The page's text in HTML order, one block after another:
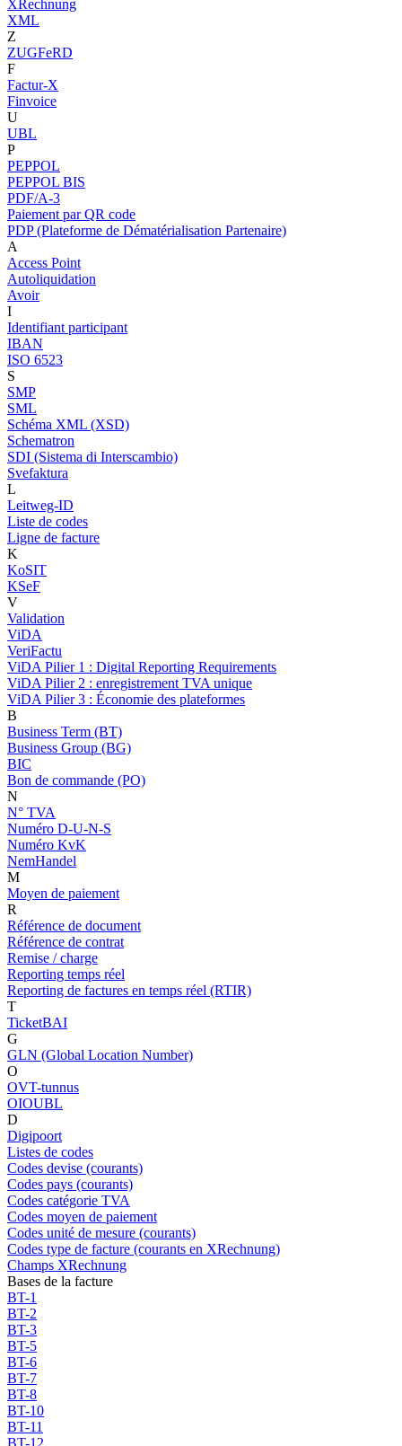
XRechnung
XML
Z
ZUGFeRD
F
Factur-X
Finvoice
U
UBL
P
PEPPOL
PEPPOL BIS
PDF/A-3
Paiement par QR code
PDP (Plateforme de Dématérialisation Partenaire)
A
Access Point
Autoliquidation
Avoir
I
Identifiant participant
IBAN
ISO 6523
S
SMP
SML
Schéma XML (XSD)
Schematron
SDI (Sistema di Interscambio)
Svefaktura
L
Leitweg-ID
Liste de codes
Ligne de facture
K
KoSIT
KSeF
V
Validation
ViDA
VeriFactu
ViDA Pilier 1 : Digital Reporting Requirements
ViDA Pilier 2 : enregistrement TVA unique
ViDA Pilier 3 : Économie des plateformes
B
Business Term (BT)
Business Group (BG)
BIC
Bon de commande (PO)
N
N° TVA
Numéro D-U-N-S
Numéro KvK
NemHandel
M
Moyen de paiement
R
Référence de document
Référence de contrat
Remise / charge
Reporting temps réel
Reporting de factures en temps réel (RTIR)
T
TicketBAI
G
GLN (Global Location Number)
O
OVT-tunnus
OIOUBL
D
Digipoort
Listes de codes
Codes devise (courants)
Codes pays (courants)
Codes catégorie TVA
Codes moyen de paiement
Codes unité de mesure (courants)
Codes type de facture (courants en XRechnung)
Champs XRechnung
Bases de la facture
BT-1
BT-2
BT-3
BT-5
BT-6
BT-7
BT-8
BT-10
BT-11
BT-12